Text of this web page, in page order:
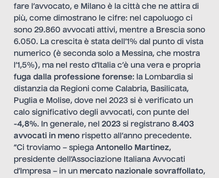
fare l’avvocato, e Milano è la città che ne attira di
più, come dimostrano le cifre: nel capoluogo ci
sono 29.860 avvocati attivi, mentre a Brescia sono
6.050. La crescita è stata dell’1% dal punto di vista
numerico (è seconda solo a Messina, che mostra
l’1,5%), ma nel resto d’Italia c’è una vera e propria
fuga dalla professione forense: la Lombardia si
distanzia da Regioni come Calabria, Basilicata,
Puglia e Molise, dove nel 2023 si è verificato un
calo significativo degli avvocati, con punte del
-4,8%. In generale, nel 2023 si registrano 8.403
avvocati in meno rispetto all’anno precedente.
“Ci troviamo – spiega Antonello Martinez,
presidente dell’Associazione Italiana Avvocati
d’Impresa – in un mercato nazionale sovraffollato,